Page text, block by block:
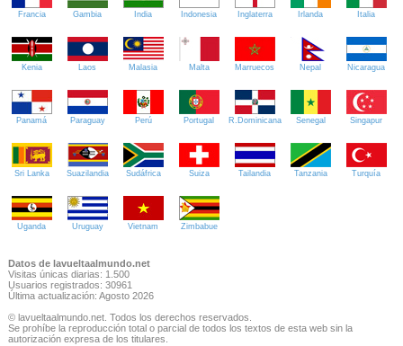
Francia Gambia India Indonesia Inglaterra Irlanda Italia
Kenia Laos Malasia Malta Marruecos Nepal Nicaragua
Panamá Paraguay Perú Portugal R.Dominicana Senegal Singapur
Sri Lanka Suazilandia Sudáfrica Suiza Tailandia Tanzania Turquía
Uganda Uruguay Vietnam Zimbabue
Datos de lavueltaalmundo.net
Visitas únicas diarias: 1.500
Usuarios registrados: 30961
Última actualización: Agosto 2026
© lavueltaalmundo.net. Todos los derechos reservados.
Se prohíbe la reproducción total o parcial de todos los textos de esta web sin la
autorización expresa de los titulares.